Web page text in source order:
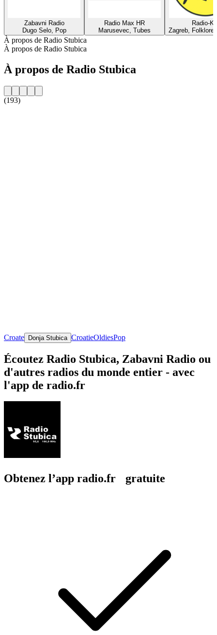
Zabavni Radio
Dugo Selo, Pop
Radio Max HR
Marusevec, Tubes
Radio-
Zagreb, Folklore
À propos de Radio Stubica
À propos de Radio Stubica
À propos de Radio Stubica
(193)
Croate Donja Stubica CroatieOldiesPop
Écoutez Radio Stubica, Zabavni Radio ou
d'autres radios du monde entier - avec
l'app de radio.fr
Obtenez l’app radio.fr gratuite